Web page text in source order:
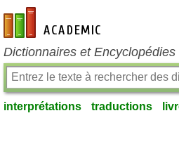
fr-academic.com
Dictionnaires et
interprétations traductions